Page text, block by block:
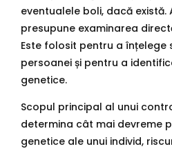
eventualele boli, dacă
presupune examinarea
Este folosit pentru a
persoanei și pentru a
genetice.
Scopul principal al unui
determina cât mai devreme
genetice ale unui individ,